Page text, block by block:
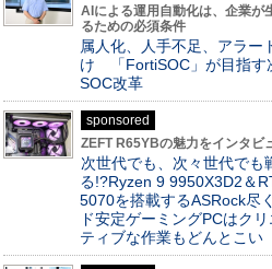
AIによる運用自動化は、企業が
るための必須条件
属人化、人手不足、アラー
け 「FortiSOC」が目指す
SOC改革
sponsored
ZEFT R65YBの魅力をインタビ
次世代でも、次々世代でも
る!?Ryzen 9 9950X3D2＆
5070を搭載するASRock尽
ド安定ゲーミングPCはクリ
ティブな作業もどんとこい